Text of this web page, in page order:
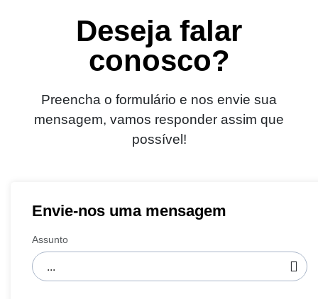
Deseja falar
conosco?
Preencha o formulário e nos envie sua
mensagem, vamos responder assim que
possível!
Envie-nos uma mensagem
Assunto